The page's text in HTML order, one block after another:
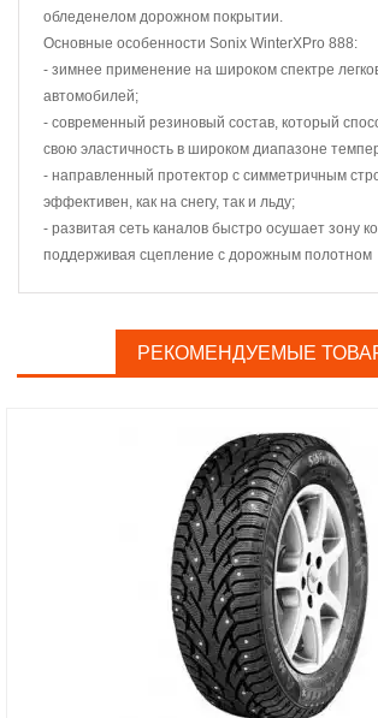
обледенелом дорожном покрытии.
Основные особенности Sonix WinterXPro 888:
- зимнее применение на широком спектре
автомобилей;
- современный резиновый состав, который
свою эластичность в широком диапазоне
- направленный протектор с симметричным
эффективен, как на снегу, так и льду;
- развитая сеть каналов быстро осушает зону
поддерживая сцепление с дорожным полотном
РЕКОМЕНДУЕМЫЕ